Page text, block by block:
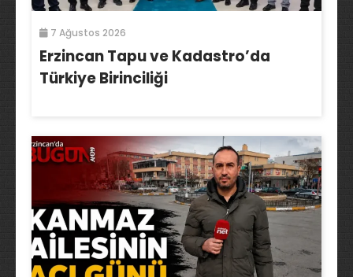
7 Ağustos 2026
Erzincan Tapu ve Kadastro’da
Türkiye Birinciliği